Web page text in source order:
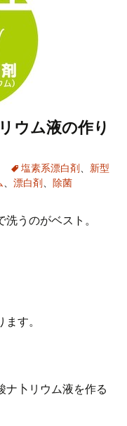
ウム液の作り
塩素系漂白剤、 新型
、 漂白剤、 除菌
うのがベスト。
す。
ナ卜リウム液を作る